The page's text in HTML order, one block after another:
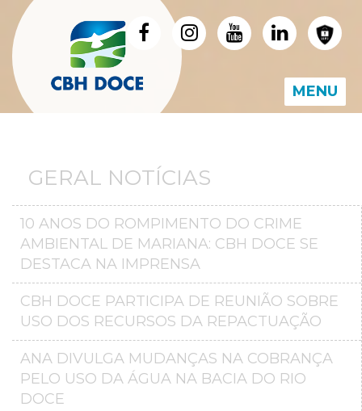
MENU
GERAL NOTÍCIAS
10 ANOS DO ROMPIMENTO DO CRIME
AMBIENTAL DE MARIANA: CBH DOCE SE
DESTACA NA IMPRENSA
CBH DOCE PARTICIPA DE REUNIÃO SOBRE
USO DOS RECURSOS DA REPACTUAÇÃO
ANA DIVULGA MUDANÇAS NA COBRANÇA
PELO USO DA ÁGUA NA BACIA DO RIO
DOCE